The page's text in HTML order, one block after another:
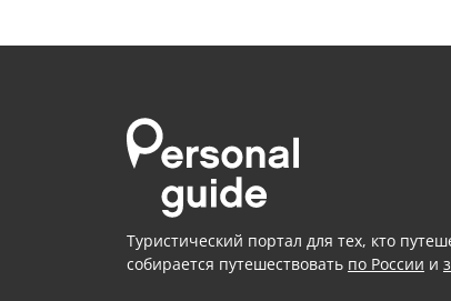
Туристический портал для тех, кто
собирается путешествовать по России и